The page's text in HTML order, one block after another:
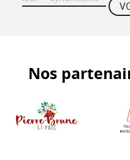
recommande leurs
"Nous
Negocom Atlantique,
Nos